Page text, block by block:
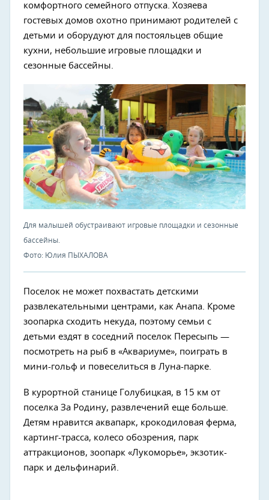
комфортного семейного отпуска. Хозяева
гостевых домов охотно принимают родителей с
детьми и оборудуют для постояльцев общие
кухни, небольшие игровые площадки и
сезонные бассейны.
Для малышей обустраивают игровые площадки и сезонные
бассейны.
Фото: Юлия ПЫХАЛОВА
Поселок не может похвастать детскими
развлекательными центрами, как Анапа. Кроме
зоопарка сходить некуда, поэтому семьи с
детьми ездят в соседний поселок Пересыпь —
посмотреть на рыб в «Аквариуме», поиграть в
мини-гольф и повеселиться в Луна-парке.
В курортной станице Голубицкая, в 15 км от
поселка За Родину, развлечений еще больше.
Детям нравится аквапарк, крокодиловая ферма,
картинг-трасса, колесо обозрения, парк
аттракционов, зоопарк «Лукоморье», экзотик-
парк и дельфинарий.